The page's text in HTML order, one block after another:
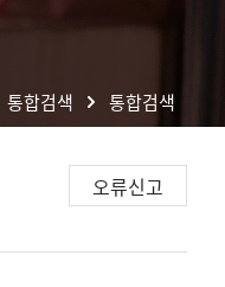
통합검색 통합검색
오류신고